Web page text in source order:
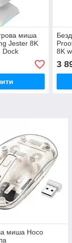
миша
Jester 8K
Dock
8K
3
миша Hoco